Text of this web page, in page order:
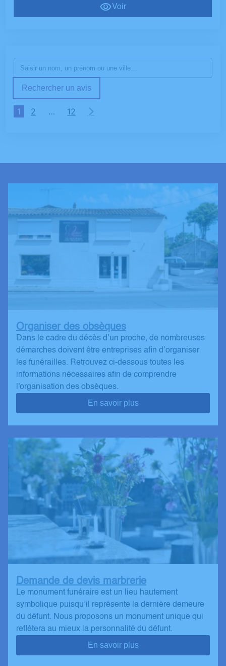
Voir
Rechercher un avis
1 2 … 12
Organiser des obsèques
Dans le cadre du décès d’un proche, de nombreuses
démarches doivent être entreprises afin d’organiser
les funérailles. Retrouvez ci-dessous toutes les
informations nécessaires afin de comprendre
l'organisation des obsèques.
En savoir plus
Demande de devis marbrerie
Le monument funéraire est un lieu hautement
symbolique puisqu’il représente la dernière demeure
du défunt. Nous proposons un monument unique qui
reflétera au mieux la personnalité du défunt.
En savoir plus